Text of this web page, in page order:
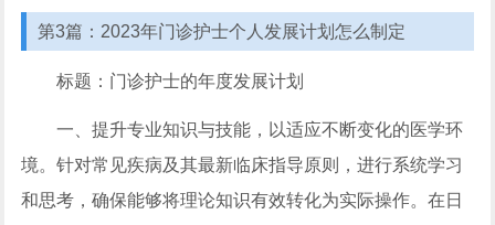
第3篇：2023年门诊护士个人发展计划怎么制定
标题：门诊护士的年度发展计划
一、提升专业知识与技能，以适应不断变化的医学环
境。针对常见疾病及其最新临床指导原则，进行系统学习
和思考，确保能够将理论知识有效转化为实际操作。在日